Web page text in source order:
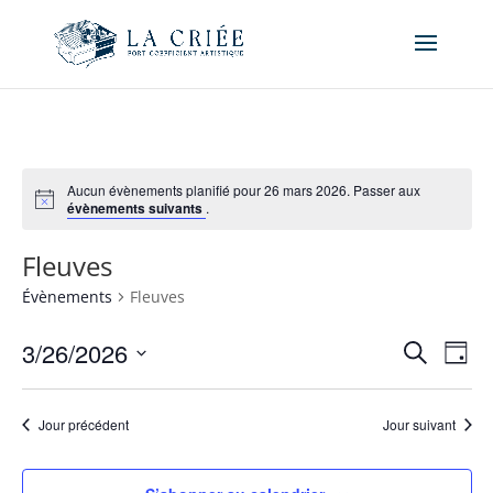
Aucun évènements planifié pour 26 mars 2026. Passer aux
évènements suivants .
Fleuves
Évènements Fleuves
et
de
vues
Recherche
de
Jour
3/26/2026
date.Jour précédent Jour suivant